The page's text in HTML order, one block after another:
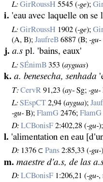
L: GirRoussH 5545 (‑ge);
i. 'eau avec laquelle on se
L: GirRoussH 1902 (‑ge);
(A, B);JaufreB 6887 (B;‑gu‑
j. a.s pl. 'bains, eaux'
L: SÉnimB 353 (ayguas)
k. a. benesecha, senhada
T: CervR 91,23 (ay‑ Sg;‑gu‑
L: SEspCT 2,94 (aygua);
‑gu‑ B);FlamG 2476;FlamG
D: LCBonisF 2:402,28 (‑gu‑
l. 'alimentation en eau
D: 1376 ⊂Pans 2:85,33 (‑gu‑
m. maestre d'a.s, de las
D: LCBonisF 1:206,21 (‑gu‑,